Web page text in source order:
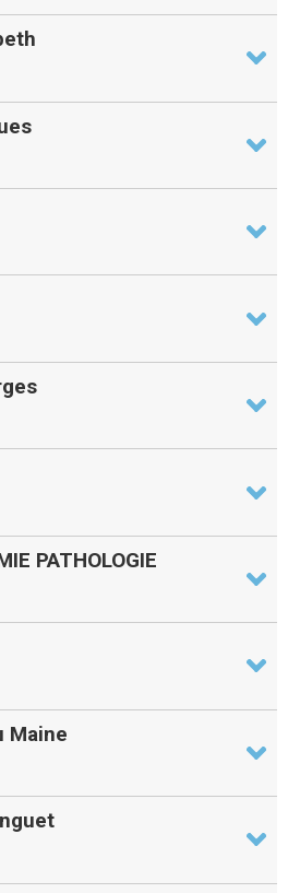
PATHOLOGIE
Maine